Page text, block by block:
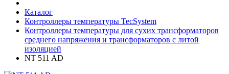
Каталог
Контроллеры температуры TecSystem
Контроллеры температуры для сухих трансформаторов
среднего напряжения и трансформаторов с литой
изоляцией
NT 511 AD